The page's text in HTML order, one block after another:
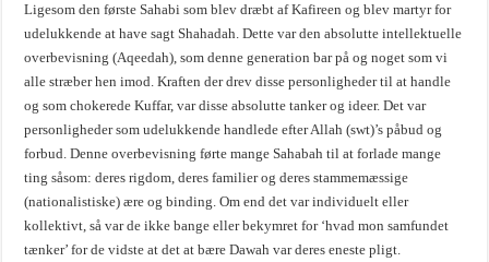
Ligesom den første Sahabi som blev dræbt af Kafireen og blev martyr for
udelukkende at have sagt Shahadah. Dette var den absolutte intellektuelle
overbevisning (Aqeedah), som denne generation bar på og noget som vi
alle stræber hen imod. Kraften der drev disse personligheder til at handle
og som chokerede Kuffar, var disse absolutte tanker og ideer. Det var
personligheder som udelukkende handlede efter Allah (swt)’s påbud og
forbud. Denne overbevisning førte mange Sahabah til at forlade mange
ting såsom: deres rigdom, deres familier og deres stammemæssige
(nationalistiske) ære og binding. Om end det var individuelt eller
kollektivt, så var de ikke bange eller bekymret for ‘hvad mon samfundet
tænker’ for de vidste at det at bære Dawah var deres eneste pligt.